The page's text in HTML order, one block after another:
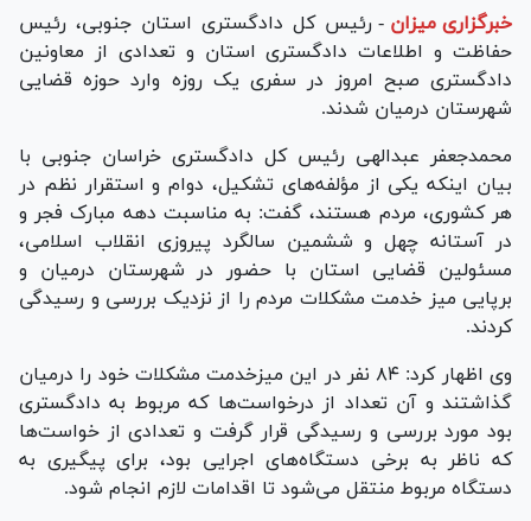
خبرگزاری میزان - رئیس کل دادگستری استان جنوبی، رئیس
حفاظت و اطلاعات دادگستری استان و تعدادی از معاونین
دادگستری صبح امروز در سفری یک روزه وارد حوزه قضایی
شهرستان درمیان شدند.
محمدجعفر عبدالهی رئیس کل دادگستری خراسان جنوبی با
بیان اینکه یکی از مؤلفه‌های تشکیل، دوام و استقرار نظم در
هر کشوری، مردم هستند، گفت: به مناسبت دهه مبارک فجر و
در آستانه چهل و ششمین سالگرد پیروزی انقلاب اسلامی،
مسئولین قضایی استان با حضور در شهرستان درمیان و
برپایی میز خدمت مشکلات مردم را از نزدیک بررسی و رسیدگی
کردند.
وی اظهار کرد: ۸۴ نفر در این میزخدمت مشکلات خود را درمیان
گذاشتند و آن تعداد از درخواست‌ها که مربوط به دادگستری
بود مورد بررسی و رسیدگی قرار گرفت و تعدادی از خواست‌ها
که ناظر به برخی دستگاه‌های اجرایی بود، برای پیگیری به
دستگاه مربوط منتقل می‌شود تا اقدامات لازم انجام شود.